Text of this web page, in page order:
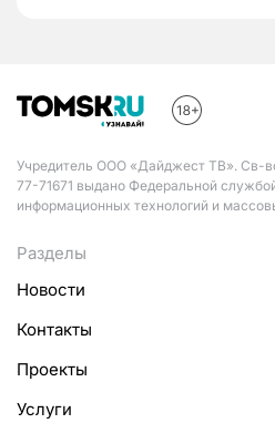
Учредитель ООО «Дайджест ТВ».
77-71671 выдано Федеральной
информационных технологий и
Разделы
Новости
Контакты
Проекты
Услуги